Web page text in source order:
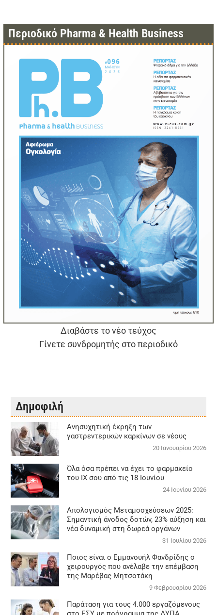
Περιοδικό Pharma & Health Business
Διαβάστε το νέο τεύχος
Γίνετε συνδρομητής στο περιοδικό
Δημοφιλή
Aνησυχητική έκρηξη των
γαστρεντερικών καρκίνων σε νέους
20 Ιανουαρίου 2026
Όλα όσα πρέπει να έχει το φαρμακείο
του ΙΧ σου από τις 18 Ιουνίου
24 Ιουνίου 2026
Απολογισμός Μεταμοσχεύσεων 2025:
Σημαντική άνοδος δοτών, 23% αύξηση και
νέα δυναμική στη δωρεά οργάνων
31 Ιουλίου 2026
Ποιος είναι ο Εμμανουήλ Φανδρίδης ο
χειρουργός που ανέλαβε την επέμβαση
της Μαρέβας Μητσοτάκη
9 Φεβρουαρίου 2026
Παράταση για τους 4.000 εργαζόμενους